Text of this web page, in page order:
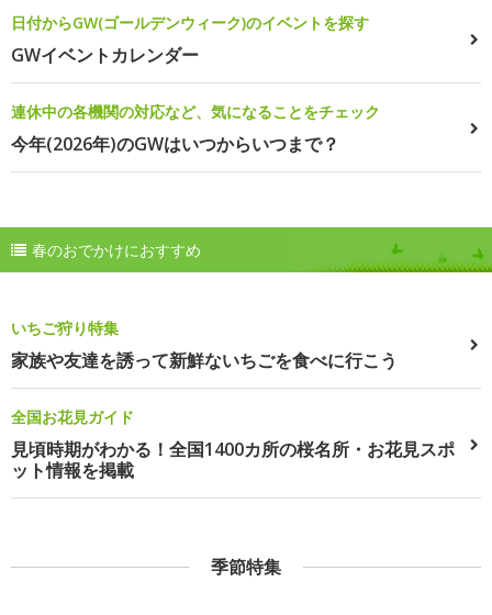
日付からGW(ゴールデンウィーク)のイベントを探す
GWイベントカレンダー
連休中の各機関の対応など、気になることをチェック
今年(2026年)のGWはいつからいつまで？
春のおでかけにおすすめ
いちご狩り特集
家族や友達を誘って新鮮ないちごを食べに行こう
全国お花見ガイド
見頃時期がわかる！全国1400カ所の桜名所・お花見スポ
ット情報を掲載
季節特集